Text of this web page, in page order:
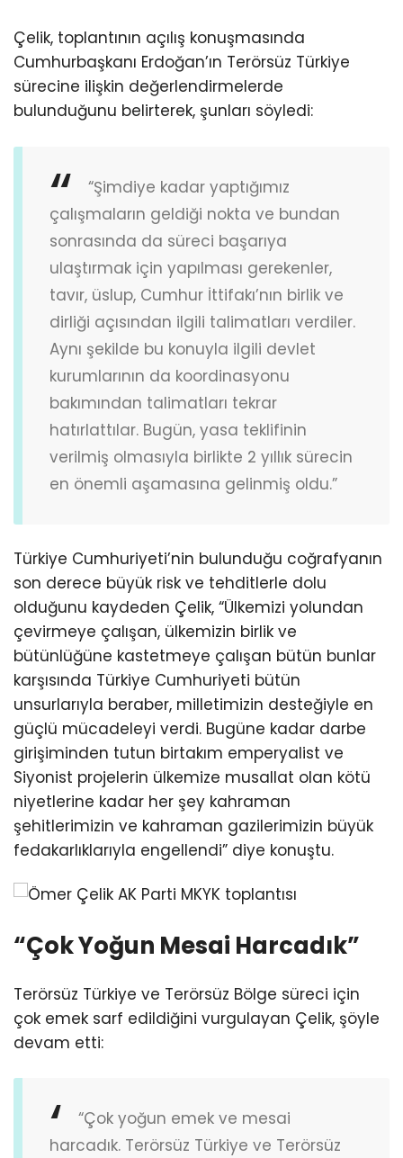
Çelik, toplantının açılış konuşmasında
Cumhurbaşkanı Erdoğan’ın Terörsüz Türkiye
sürecine ilişkin değerlendirmelerde
bulunduğunu belirterek, şunları söyledi:
“Şimdiye kadar yaptığımız
çalışmaların geldiği nokta ve bundan
sonrasında da süreci başarıya
ulaştırmak için yapılması gerekenler,
tavır, üslup, Cumhur İttifakı’nın birlik ve
dirliği açısından ilgili talimatları verdiler.
Aynı şekilde bu konuyla ilgili devlet
kurumlarının da koordinasyonu
bakımından talimatları tekrar
hatırlattılar. Bugün, yasa teklifinin
verilmiş olmasıyla birlikte 2 yıllık sürecin
en önemli aşamasına gelinmiş oldu.”
Türkiye Cumhuriyeti’nin bulunduğu coğrafyanın
son derece büyük risk ve tehditlerle dolu
olduğunu kaydeden Çelik, “Ülkemizi yolundan
çevirmeye çalışan, ülkemizin birlik ve
bütünlüğüne kastetmeye çalışan bütün bunlar
karşısında Türkiye Cumhuriyeti bütün
unsurlarıyla beraber, milletimizin desteğiyle en
güçlü mücadeleyi verdi. Bugüne kadar darbe
girişiminden tutun birtakım emperyalist ve
Siyonist projelerin ülkemize musallat olan kötü
niyetlerine kadar her şey kahraman
şehitlerimizin ve kahraman gazilerimizin büyük
fedakarlıklarıyla engellendi” diye konuştu.
“Çok Yoğun Mesai Harcadık”
Terörsüz Türkiye ve Terörsüz Bölge süreci için
çok emek sarf edildiğini vurgulayan Çelik, şöyle
devam etti:
“Çok yoğun emek ve mesai
harcadık. Terörsüz Türkiye ve Terörsüz